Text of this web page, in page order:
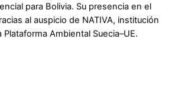
para Bolivia. Su presencia en el
al auspicio de NATIVA, institución
Ambiental Suecia–UE.